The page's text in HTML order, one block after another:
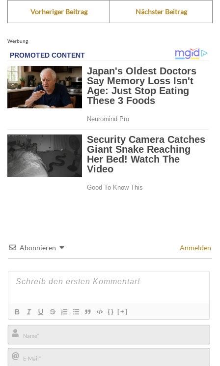
Vorheriger Beitrag Nächster Beitrag
Werbung
Abonnieren Anmelden
{} [+]
Name*